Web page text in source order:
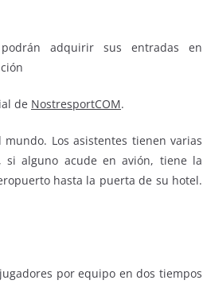
adquirir sus entradas en
de NostresportCOM.
Los asistentes tienen varias
si alguno acude en avión, tiene la
hasta la puerta de su hotel.
por equipo en dos tiempos